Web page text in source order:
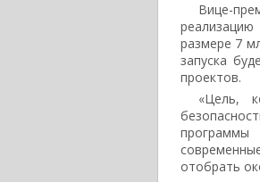
Вице-
размере 7
запуска
проектов.
«Цель,
программы
отобрать